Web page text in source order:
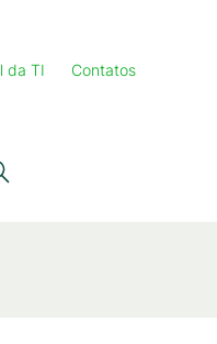
da TI Contatos